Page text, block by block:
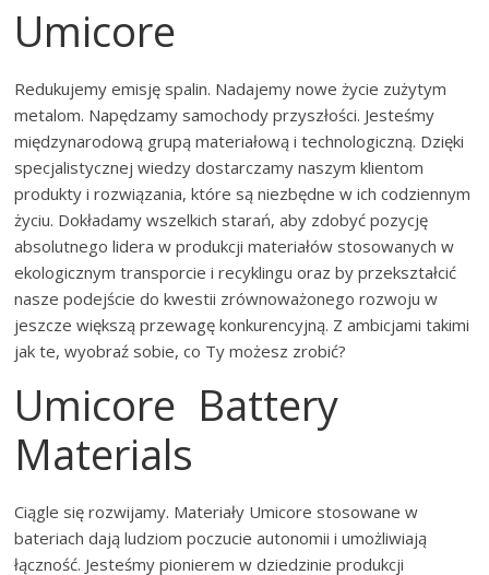
Umicore
Redukujemy emisję spalin. Nadajemy nowe życie zużytym
metalom. Napędzamy samochody przyszłości. Jesteśmy
międzynarodową grupą materiałową i technologiczną. Dzięki
specjalistycznej wiedzy dostarczamy naszym klientom
produkty i rozwiązania, które są niezbędne w ich codziennym
życiu. Dokładamy wszelkich starań, aby zdobyć pozycję
absolutnego lidera w produkcji materiałów stosowanych w
ekologicznym transporcie i recyklingu oraz by przekształcić
nasze podejście do kwestii zrównoważonego rozwoju w
jeszcze większą przewagę konkurencyjną. Z ambicjami takimi
jak te, wyobraź sobie, co Ty możesz zrobić?
Umicore Battery
Materials
Ciągle się rozwijamy. Materiały Umicore stosowane w
bateriach dają ludziom poczucie autonomii i umożliwiają
łączność. Jesteśmy pionierem w dziedzinie produkcji